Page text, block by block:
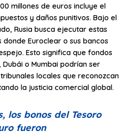
millones de euros incluye el
y daños punitivos. Bajo el
Rusia busca ejecutar estas
Euroclear o sus bancos
Esto significa que fondos
o Mumbai podrían ser
locales que reconozcan
la justicia comercial global.
los bonos del Tesoro
fueron